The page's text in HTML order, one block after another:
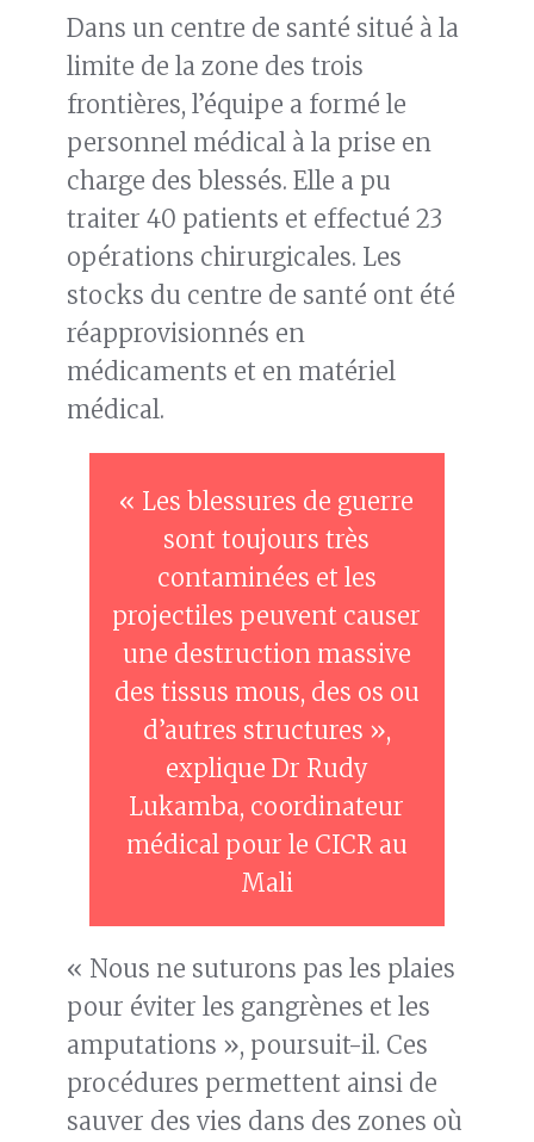
Dans un centre de santé situé à la
limite de la zone des trois
frontières, l’équipe a formé le
personnel médical à la prise en
charge des blessés. Elle a pu
traiter 40 patients et effectué 23
opérations chirurgicales. Les
stocks du centre de santé ont été
réapprovisionnés en
médicaments et en matériel
médical.
« Les blessures de guerre
sont toujours très
contaminées et les
projectiles peuvent causer
une destruction massive
des tissus mous, des os ou
d’autres structures »,
explique Dr Rudy
Lukamba, coordinateur
médical pour le CICR au
Mali
« Nous ne suturons pas les plaies
pour éviter les gangrènes et les
amputations », poursuit-il. Ces
procédures permettent ainsi de
sauver des vies dans des zones où